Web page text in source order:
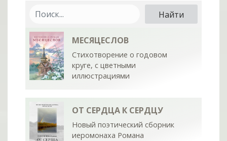
МЕСЯЦЕСЛОВ
Стихотворение о годовом
круге, с цветными
иллюстрациями
ОТ СЕРДЦА К СЕРДЦУ
Новый поэтический сборник
иеромонаха Романа